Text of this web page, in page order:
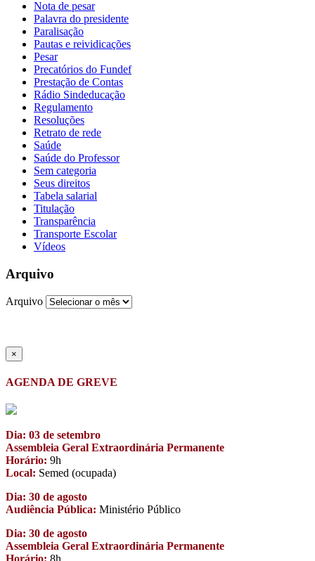
Nota de pesar
Palavra do presidente
Paralisação
Pautas e reividicações
Pesar
Precatórios do Fundef
Prestação de Contas
Rádio Sindeducação
Regulamento
Resoluções
Retrato de rede
Saúde
Saúde do Professor
Sem categoria
Seus direitos
Tabela salarial
Titulação
Transparência
Transporte Escolar
Vídeos
Arquivo
Arquivo
×
AGENDA DE GREVE
Dia: 03 de setembro
Assembleia Geral Extraordinária Permanente
Horário: 9h
Local: Semed (ocupada)
Dia: 30 de agosto
Audiência Pública: Ministério Público
Dia: 30 de agosto
Assembleia Geral Extraordinária Permanente